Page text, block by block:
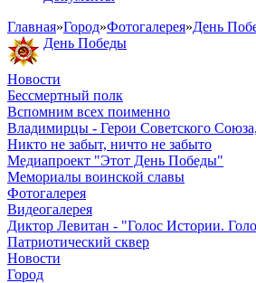
Главная»Город»Фотогалерея»День
День Победы
Новости
Бессмертный полк
Вспомним всех поименно
Владимирцы - Герои Советского
Никто не забыт, ничто не забыто
Медиапроект "Этот День Победы"
Мемориалы воинской славы
Фотогалерея
Видеогалерея
Диктор Левитан - "Голос Истории.
Патриотический сквер
Новости
Город